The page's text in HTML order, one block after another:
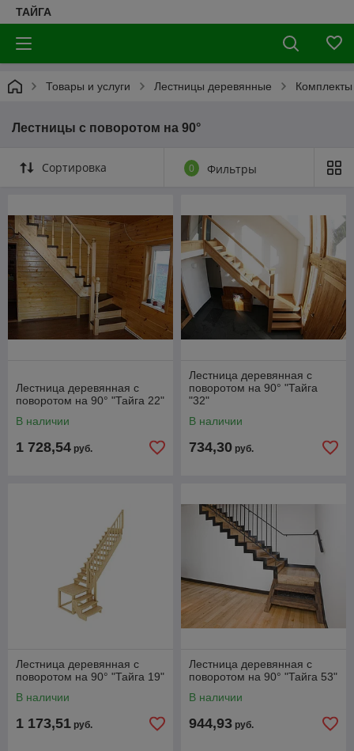
ТАЙГА
Товары и услуги Лестницы деревянные
Лестницы с поворотом на 90°
Сортировка 0 Фильтры
Лестница деревянная с
поворотом на 90° "Тайга 22"
В наличии
1 728,54 руб.
Лестница деревянная с
поворотом на 90° "Тайга
"32"
В наличии
734,30 руб.
Лестница деревянная с
поворотом на 90° "Тайга 19"
В наличии
1 173,51 руб.
Лестница деревянная с
поворотом на 90° "Тайга 53"
В наличии
944,93 руб.